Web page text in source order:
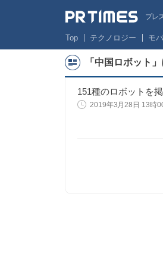
プレ
Top テクノロジー モ
「中国ロボット
151種のロボットを
2019年3月28日 13時